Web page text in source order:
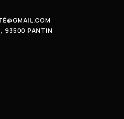
93500 PANTIN